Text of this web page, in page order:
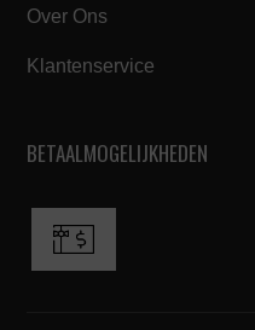
Over Ons
Klantenservice
BETAALMOGELIJKHEDEN